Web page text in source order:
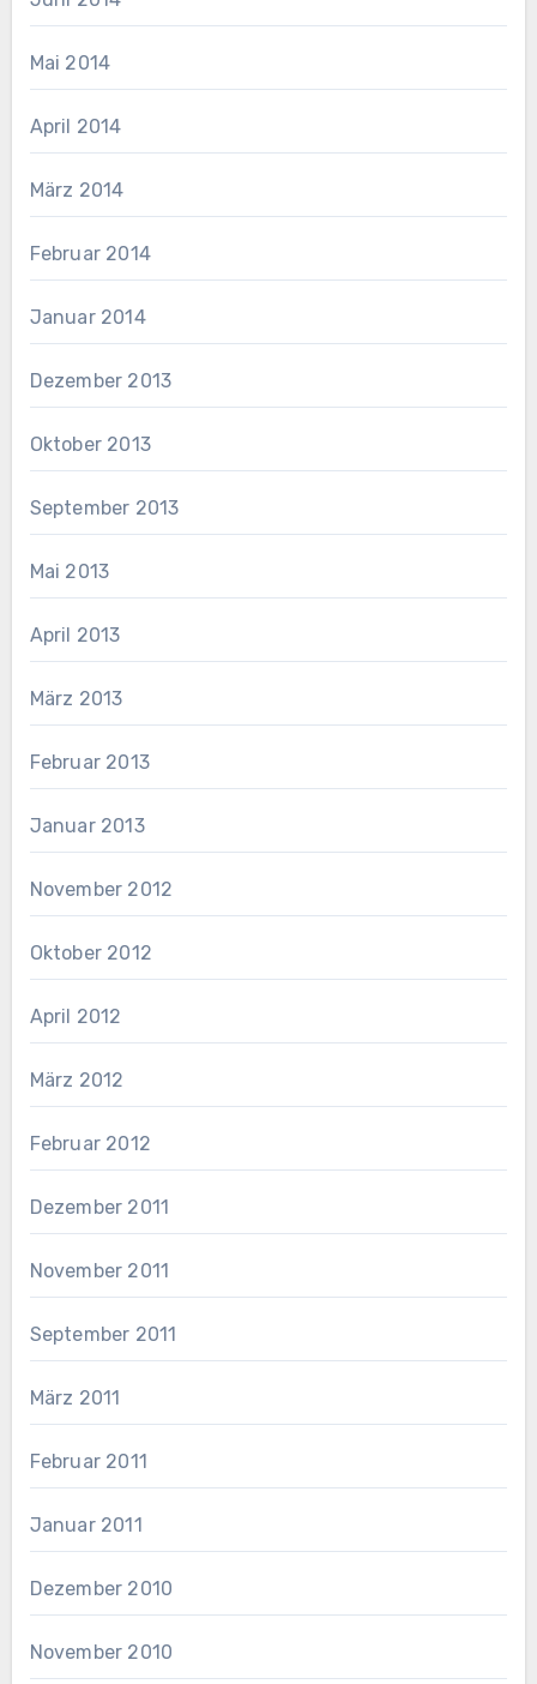
Mai 2014
April 2014
März 2014
Februar 2014
Januar 2014
Dezember 2013
Oktober 2013
September 2013
Mai 2013
April 2013
März 2013
Februar 2013
Januar 2013
November 2012
Oktober 2012
April 2012
März 2012
Februar 2012
Dezember 2011
November 2011
September 2011
März 2011
Februar 2011
Januar 2011
Dezember 2010
November 2010